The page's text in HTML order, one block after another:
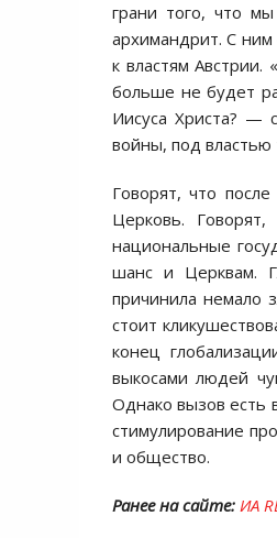
грани того, что
архимандрит. С ним
к властям
больше не будет
Иисуса Христа? —
войны, под властью
Говорят, что
Церковь.
национальные
шанс и Церквам.
причинила немало
стоит
конец
выкосами людей
Однако вызов есть
стимулирование
и общество.
Ранее на сайте: ИА